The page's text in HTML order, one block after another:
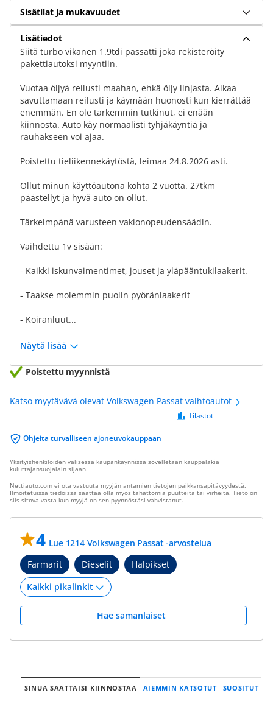
Sisätilat ja mukavuudet
Lisätiedot
Siitä turbo vikanen 1.9tdi passatti joka rekisteröity
pakettiautoksi myyntiin.
Vuotaa öljyä reilusti maahan, ehkä öljy linjasta. Alkaa
savuttamaan reilusti ja käymään huonosti kun kierrättää
enemmän. En ole tarkemmin tutkinut, ei enään
kiinnosta. Auto käy normaalisti tyhjäkäyntiä ja
rauhakseen voi ajaa.
Poistettu tieliikennekäytöstä, leimaa 24.8.2026 asti.
Ollut minun käyttöautona kohta 2 vuotta. 27tkm
päästellyt ja hyvä auto on ollut.
Tärkeimpänä varusteen vakionopeudensäädin.
Vaihdettu 1v sisään:
- Kaikki iskunvaimentimet, jouset ja yläpääntukilaakerit.
- Taakse molemmin puolin pyöränlaakerit
- Koiranluut...
Näytä lisää
Poistettu myynnistä
Katso myytävävä olevat Volkswagen Passat vaihtoautot
Ohjeita turvalliseen ajoneuvokauppaan
Tilastot
Yksityishenkilöiden välisessä kaupankäynnissä sovelletaan kauppalakia
kuluttajansuojalain sijaan.
Nettiauto.com ei ota vastuuta myyjän antamien tietojen paikkansapitävyydestä.
Ilmoitetuissa tiedoissa saattaa olla myös tahattomia puutteita tai virheitä. Tieto on
siis sitova vasta kun myyjä on sen pyynnöstäsi vahvistanut.
4 Lue 1214 Volkswagen Passat -arvostelua
Farmarit
Dieselit Halpikset
Hae samanlaiset
SINUA SAATTAISI KIINNOSTAA AIEMMIN KATSOTUT SUOSITUT